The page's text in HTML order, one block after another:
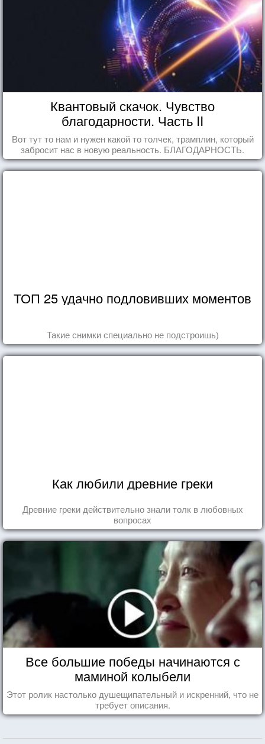
Квантовый скачок. Чувство
благодарности. Часть II
Вот тут то нам и нужен какой то толчек, трамплин, который
забросит нас в новую реальность. БЛАГОДАРНОСТЬ.
ТОП 25 удачно подловивших моментов
Такие снимки специально не подстроишь)
Как любили древние греки
Древние греки действительно знали толк в любовных
вопросах
Все большие победы начинаются с
маминой колыбели
Этот ролик настолько душещипательный и искренний, что не
требует описания.